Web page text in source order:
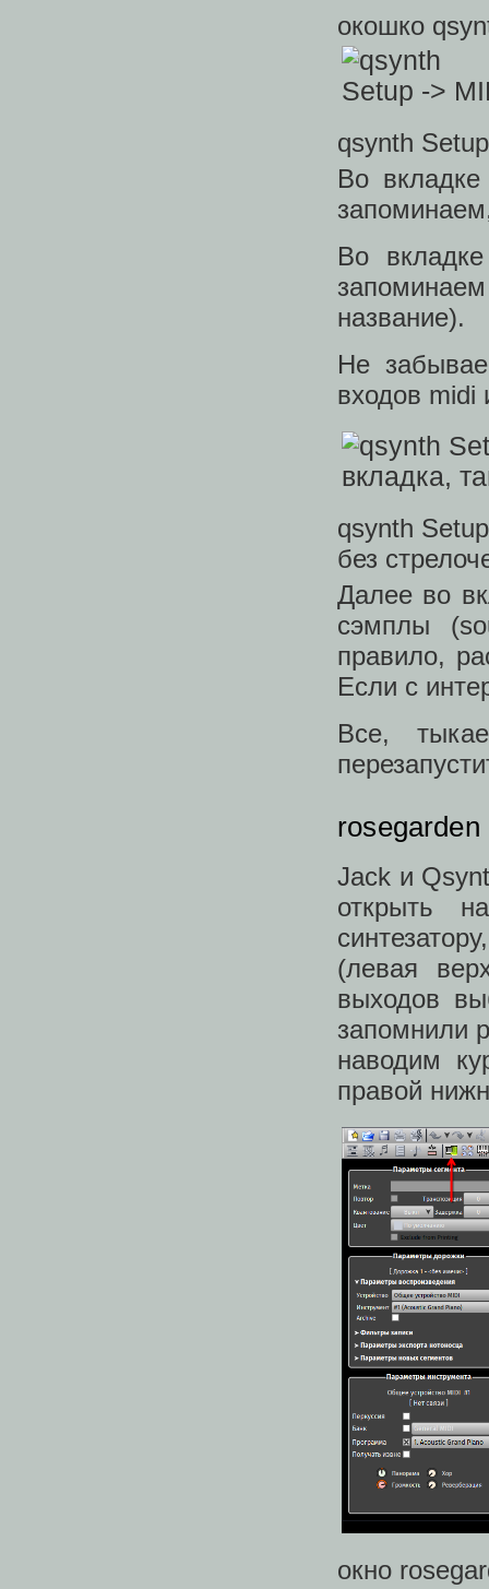
окошко
qsynth
Во
Во
название).
Не
входов midi
qsynth
без
Далее во
сэмплы
правило,
Если с
Все,
rosegarden
Jack и
открыть
(левая
выходов
запомнили
наводим
правой
окно